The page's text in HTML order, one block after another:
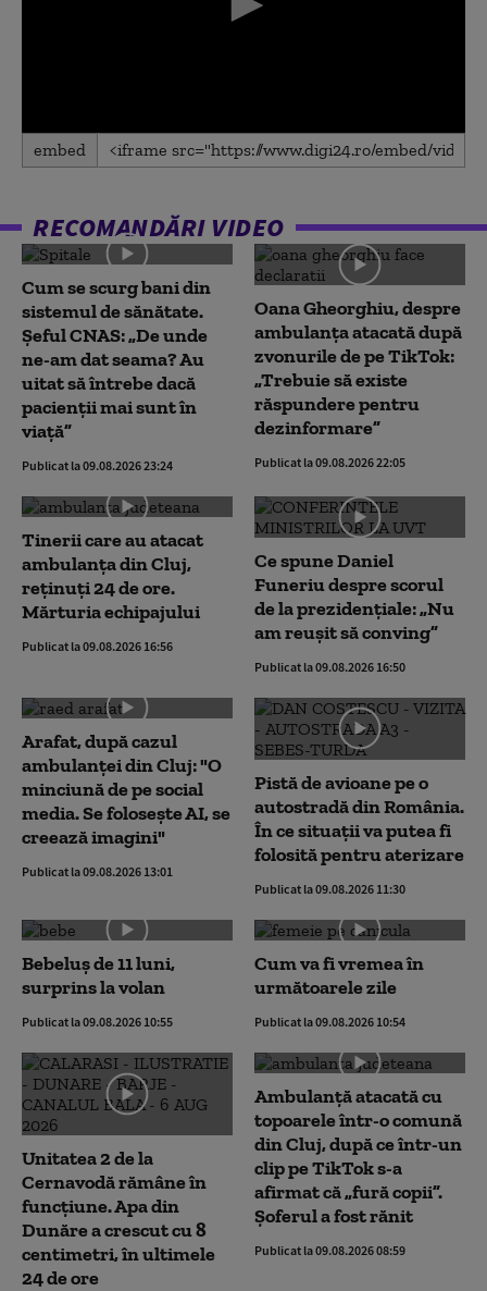
0
seconds
embed
RECOMANDĂRI VIDEO
Cum se scurg bani din
sistemul de sănătate.
Șeful CNAS: „De unde
ne-am dat seama? Au
uitat să întrebe dacă
pacienții mai sunt în
viață”
Publicat la 09.08.2026 23:24
Oana Gheorghiu, despre
ambulanța atacată după
zvonurile de pe TikTok:
„Trebuie să existe
răspundere pentru
dezinformare”
Publicat la 09.08.2026 22:05
Tinerii care au atacat
ambulanța din Cluj,
reținuți 24 de ore.
Mărturia echipajului
Publicat la 09.08.2026 16:56
Ce spune Daniel
Funeriu despre scorul
de la prezidențiale: „Nu
am reușit să conving”
Publicat la 09.08.2026 16:50
Arafat, după cazul
ambulanței din Cluj: "O
minciună de pe social
media. Se folosește AI, se
creează imagini"
Publicat la 09.08.2026 13:01
Pistă de avioane pe o
autostradă din România.
În ce situații va putea fi
folosită pentru aterizare
Publicat la 09.08.2026 11:30
Bebeluș de 11 luni,
surprins la volan
Publicat la 09.08.2026 10:55
Cum va fi vremea în
următoarele zile
Publicat la 09.08.2026 10:54
Unitatea 2 de la
Cernavodă rămâne în
funcțiune. Apa din
Dunăre a crescut cu 8
centimetri, în ultimele
24 de ore
Ambulanţă atacată cu
topoarele într-o comună
din Cluj, după ce într-un
clip pe TikTok s-a
afirmat că „fură copii”.
Șoferul a fost rănit
Publicat la 09.08.2026 08:59